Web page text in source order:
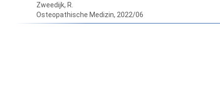
Zweedijk, R.
Osteopathische Medizin, 2022/06